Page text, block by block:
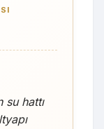
su hattı